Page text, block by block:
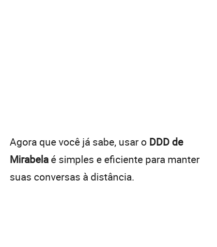
Agora que você já sabe, usar o DDD de
Mirabela é simples e eficiente para manter
suas conversas à distância.